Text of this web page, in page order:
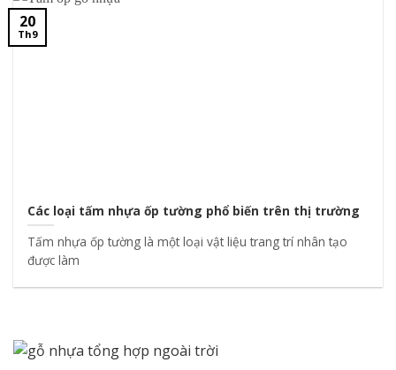
Các loại tấm nhựa ốp tường phổ biến trên thị trường
Tấm nhựa ốp tường là một loại vật liệu trang trí nhân tạo
được làm
20
Th9